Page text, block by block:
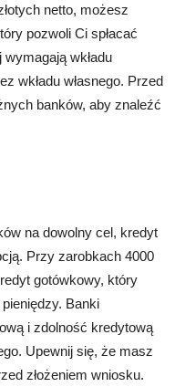
netto, możesz
pozwoli Ci spłacać
wkładu
wkładu własnego. Przed
banków, aby znaleźć
na dowolny cel, kredyt
Przy zarobkach 4000
gotówkowy, który
Banki
i zdolność kredytową
Upewnij się, że masz
złożeniem wniosku.